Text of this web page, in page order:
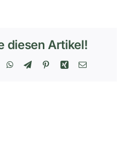
diesen Artikel!
WhatsApp
TelegramPinterestXing E-